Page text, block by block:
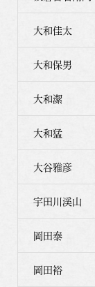
大和佳太
大和保男
大和潔
大和猛
大谷雅彦
宇田川渓山
岡田泰
岡田裕